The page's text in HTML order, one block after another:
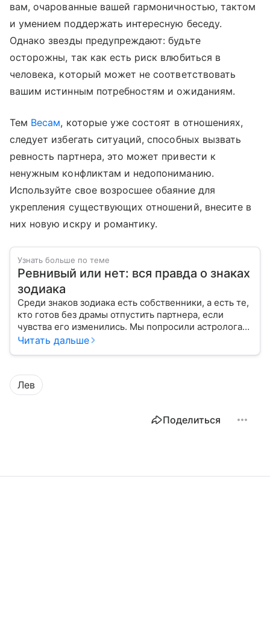
вам, очарованные вашей гармоничностью, тактом
и умением поддержать интересную беседу.
Однако звезды предупреждают: будьте
осторожны, так как есть риск влюбиться в
человека, который может не соответствовать
вашим истинным потребностям и ожиданиям.
Тем Весам, которые уже состоят в отношениях,
следует избегать ситуаций, способных вызвать
ревность партнера, это может привести к
ненужным конфликтам и недопониманию.
Используйте свое возросшее обаяние для
укрепления существующих отношений, внесите в
них новую искру и романтику.
Узнать больше по теме
Ревнивый или нет: вся правда о знаках
зодиака
Среди знаков зодиака есть собственники, а есть те,
кто готов без драмы отпустить партнера, если
чувства его изменились. Мы попросили астролога
рассказать о каждом знаке, ревнивый он или нет.
Читать дальше
Лев
Поделиться